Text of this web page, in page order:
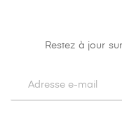
Restez à jour